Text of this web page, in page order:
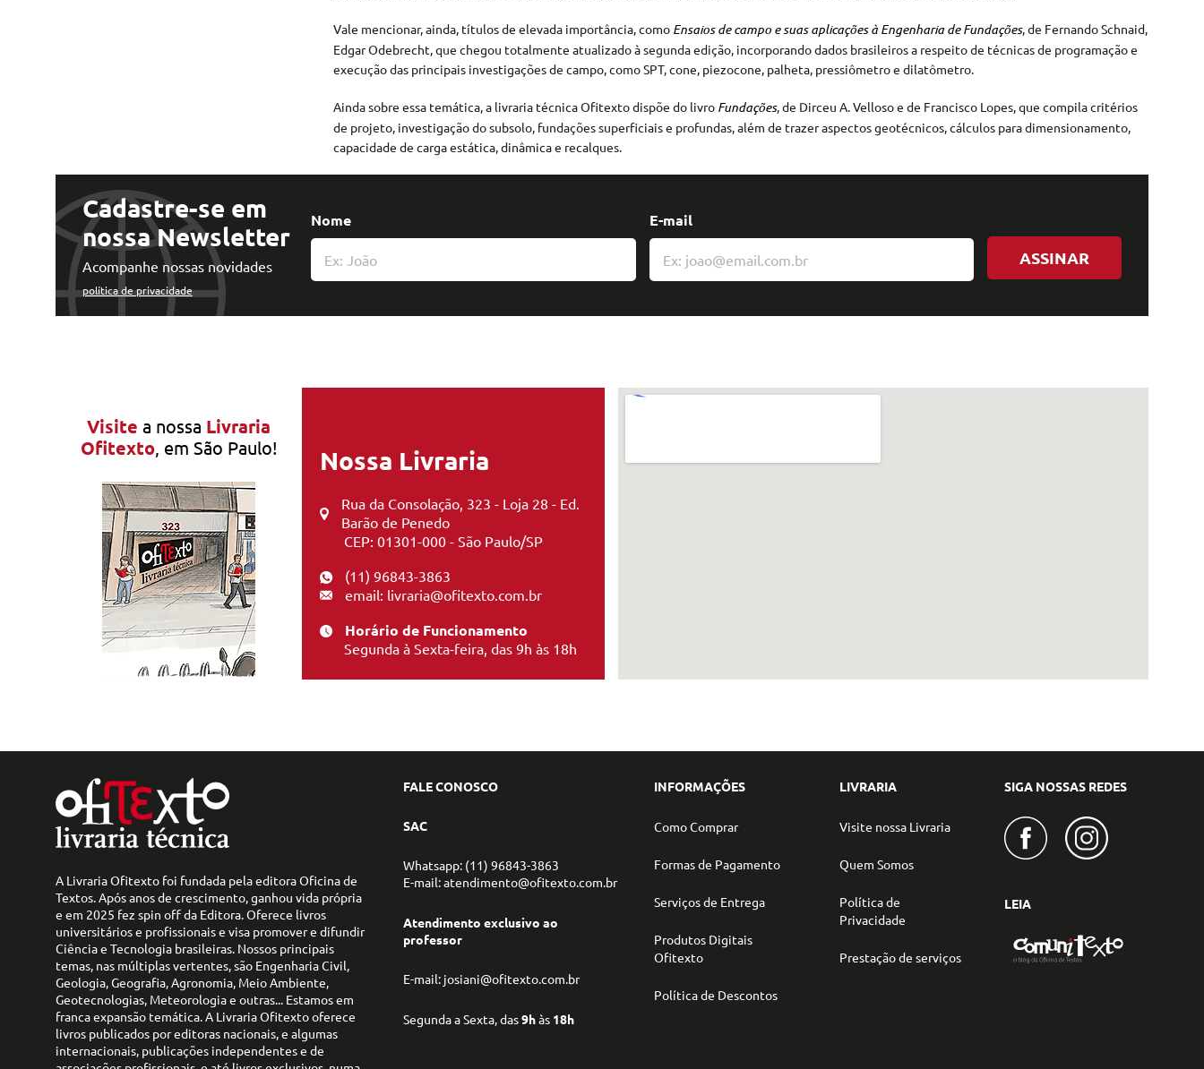
Vale mencionar, ainda, títulos de elevada importância, como Ensaios de campo e suas aplicações à Engenharia de Fundações, de Fernando Schnaid,
Edgar Odebrecht, que chegou totalmente atualizado à segunda edição, incorporando dados brasileiros a respeito de técnicas de programação e
execução das principais investigações de campo, como SPT, cone, piezocone, palheta, pressiômetro e dilatômetro.
Ainda sobre essa temática, a livraria técnica Ofitexto dispõe do livro Fundações, de Dirceu A. Velloso e de Francisco Lopes, que compila critérios
de projeto, investigação do subsolo, fundações superficiais e profundas, além de trazer aspectos geotécnicos, cálculos para dimensionamento,
capacidade de carga estática, dinâmica e recalques.
Cadastre-se em
nossa Newsletter
Acompanhe nossas novidades
política de privacidade
Nome E-mail
ASSINAR
Visite a nossa Livraria
Ofitexto, em São Paulo! Nossa Livraria
Rua da Consolação, 323 - Loja 28 - Ed.
Barão de Penedo
CEP: 01301-000 - São Paulo/SP
(11) 96843-3863
email: livraria@ofitexto.com.br
Horário de Funcionamento
Segunda à Sexta-feira, das 9h às 18h
A Livraria Ofitexto foi fundada pela editora Oficina de
Textos. Após anos de crescimento, ganhou vida própria
e em 2025 fez spin off da Editora. Oferece livros
universitários e profissionais e visa promover e difundir
Ciência e Tecnologia brasileiras. Nossos principais
temas, nas múltiplas vertentes, são Engenharia Civil,
Geologia, Geografia, Agronomia, Meio Ambiente,
Geotecnologias, Meteorologia e outras... Estamos em
franca expansão temática. A Livraria Ofitexto oferece
livros publicados por editoras nacionais, e algumas
internacionais, publicações independentes e de
FALE CONOSCO
SAC
Whatsapp: (11) 96843-3863
E-mail: atendimento@ofitexto.com.br
Atendimento exclusivo ao
professor
E-mail: josiani@ofitexto.com.br
Segunda a Sexta, das9hàs 18h
INFORMAÇÕES
Como Comprar
Formas de Pagamento
Serviços de Entrega
Produtos Digitais
Ofitexto
Política de Descontos
LIVRARIA
Visite nossa Livraria
Quem Somos
Política de
Privacidade
Prestação de serviços
SIGA NOSSAS REDES
LEIA